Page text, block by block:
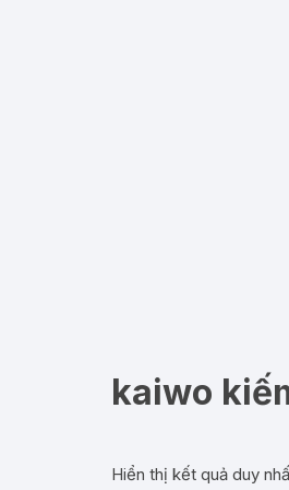
kaiwo
Hiển thị kết quả duy